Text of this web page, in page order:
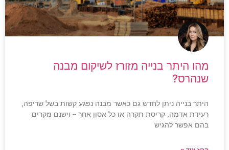
מהו היתר בנייה מזורז לשיקום מבנה
שנהרס?
היתר בנייה ניתן לחדש גם כאשר מבנה נפגע קשות בשל שריפה,
רעידת אדמה, קריסת תקרה או כל אסון אחר – וישנם מקרים
בהם אפשר להגיש